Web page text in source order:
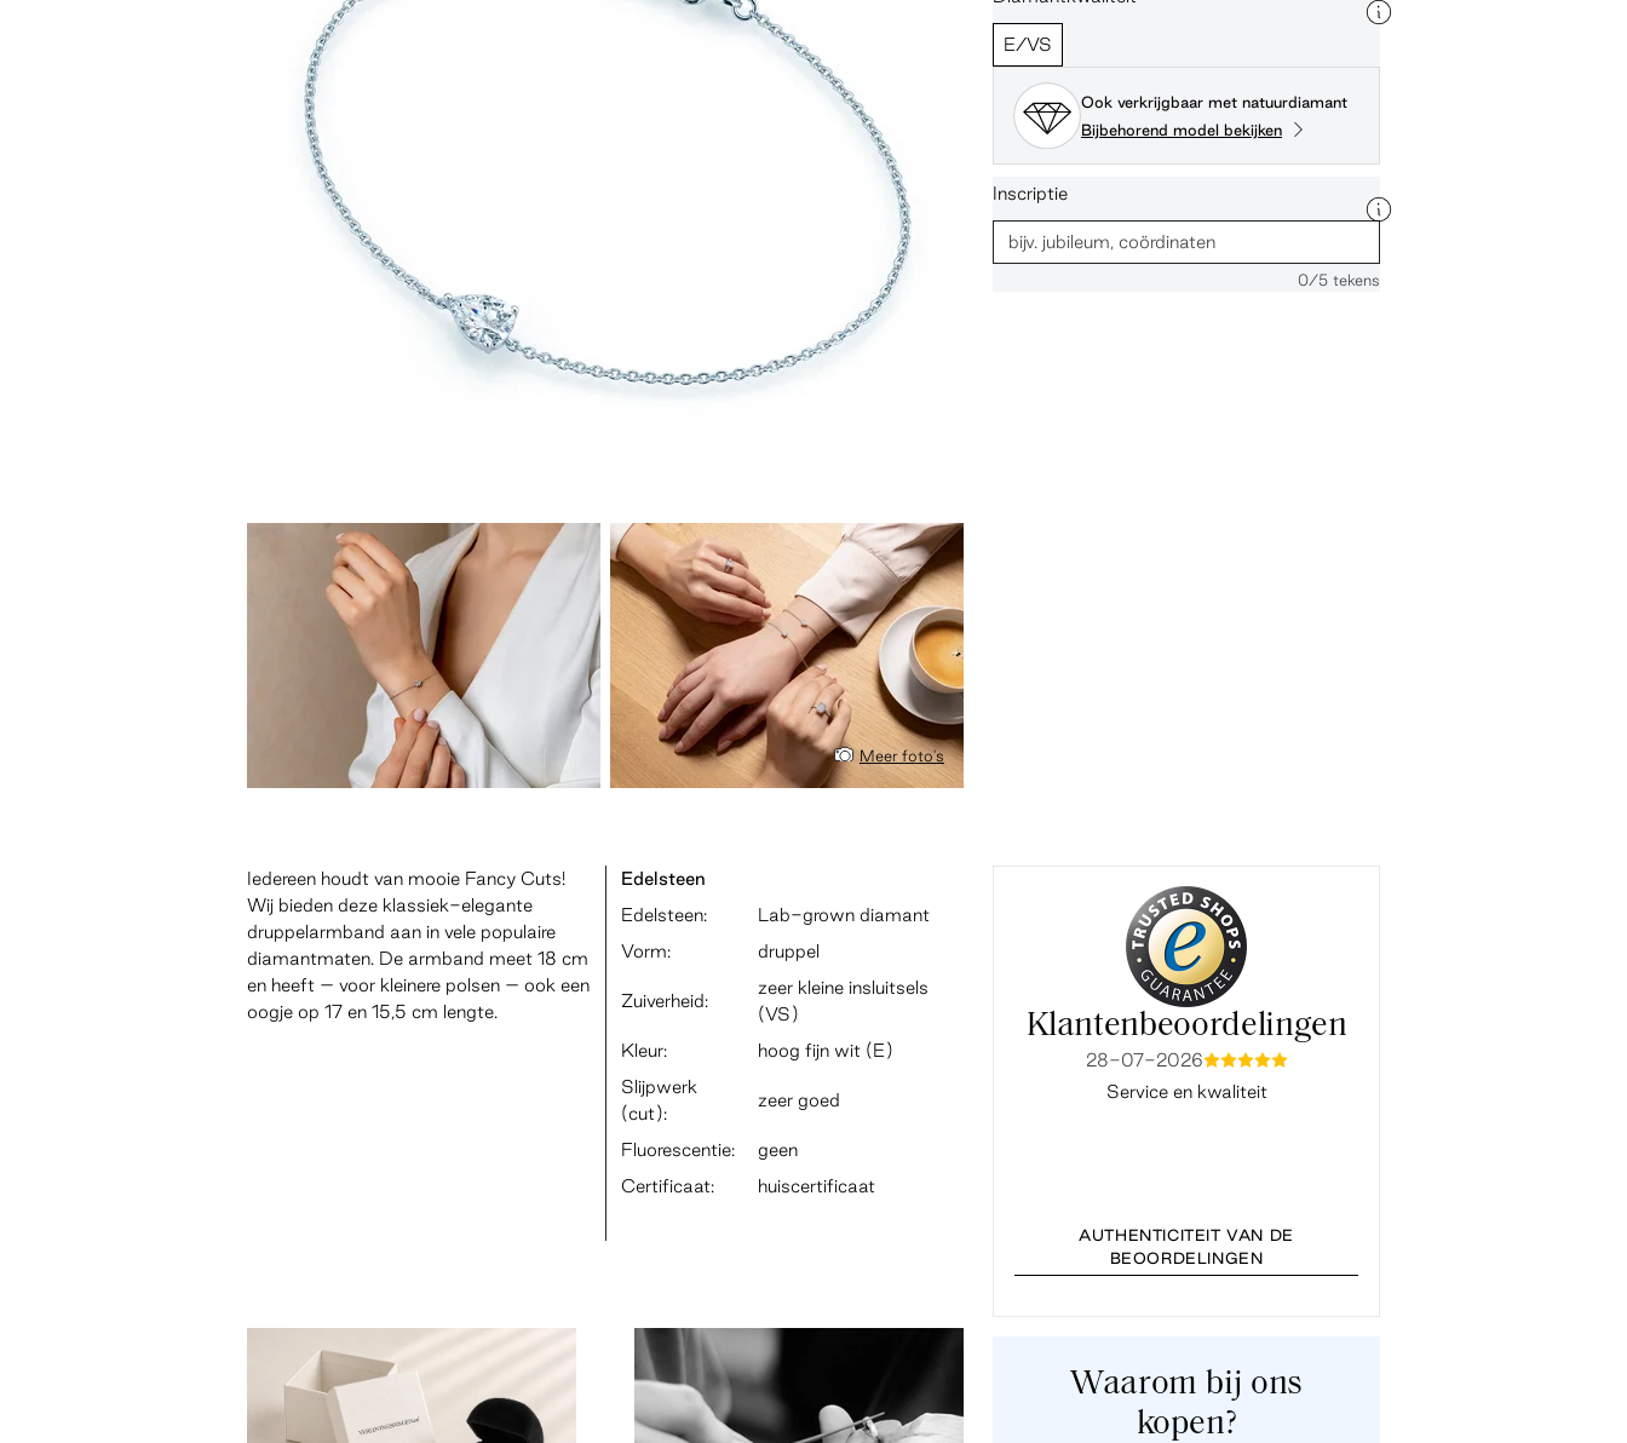
Meer foto's
E/VS
Ook verkrijgbaar met natuurdiamant
Bijbehorend model bekijken
Inscriptie
0/5 tekens
Iedereen houdt van mooie Fancy Cuts!
Wij bieden deze klassiek-elegante
druppelarmband aan in vele populaire
diamantmaten. De armband meet 18 cm
en heeft – voor kleinere polsen – ook een
oogje op 17 en 15,5 cm lengte.
Edelsteen
Edelsteen:
Lab-grown diamant
Vorm:
druppel
Zuiverheid:
zeer kleine insluitsels
(VS)
Kleur:
hoog fijn wit (E)
Slijpwerk
(cut):
zeer goed
Fluorescentie:
geen
Certificaat:
huiscertificaat
Klantenbeoordelingen
28-07-2026mmmmm
Service en kwaliteit
AUTHENTICITEIT VAN DE
BEOORDELINGEN
Waarom bij ons
kopen?